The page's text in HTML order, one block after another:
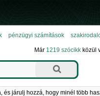
pénzügyi számítások
Már 1219 szócikkközül
és járulj hozzá, hogy minél több